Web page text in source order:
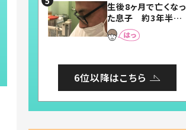
まらない」「幸せにな
れる」
生後8ヶ月で亡くなっ
た息子 約3年半
後、当時の妻の日記
に書いてあった本音
6位以降はこちら